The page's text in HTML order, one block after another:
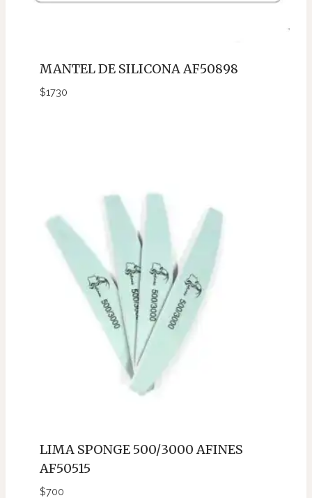
MANTEL DE SILICONA AF50898
$1730
LIMA SPONGE 500/3000 AFINES
AF50515
$700